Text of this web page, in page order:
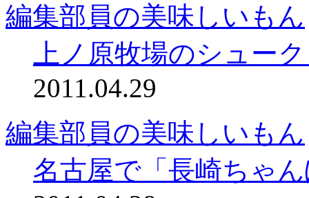
編集部員の美味しいもん
上ノ原牧場のシュー
2011.04.29
編集部員の美味しいもん
名古屋で「長崎ちゃ